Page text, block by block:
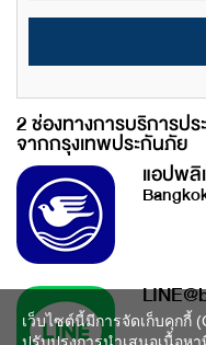
2 ช่องทางการบริการป
จากกรุงเทพประกันภัย
แอปพลิ
เว็บไซต์นี้มีการจัดเก็บคุกกี้